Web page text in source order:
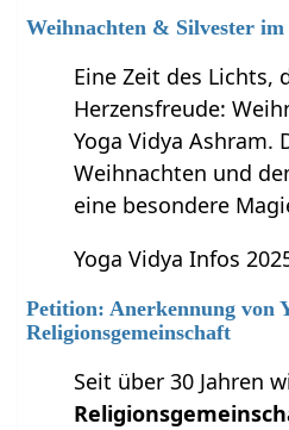
Weihnachten & Silvester
Eine Zeit des Lichts,
Herzensfreude:
Yoga Vidya Ashram.
Weihnachten und
eine besondere
Yoga Vidya Infos
Petition: Anerkennung von
Religionsgemeinschaft
Seit über 30 Jahren